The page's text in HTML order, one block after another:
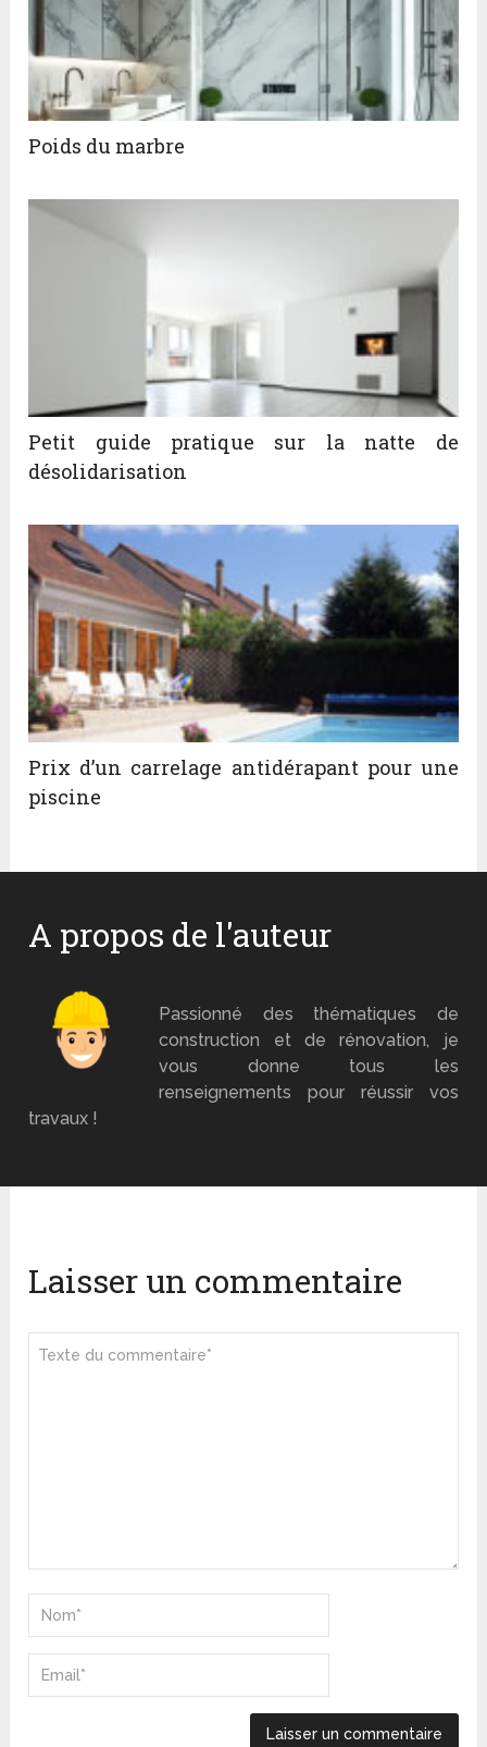
Poids du marbre
Petit guide pratique sur la natte de
désolidarisation
Prix d’un carrelage antidérapant pour une
piscine
A propos de l'auteur
Passionné des thématiques de
construction et de rénovation, je
vous donne tous les
renseignements pour réussir vos
travaux !
Laisser un commentaire